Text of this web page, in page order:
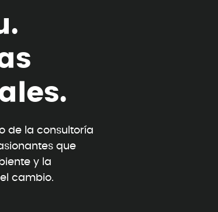
.
s
es.
de la consultoría
que
y la
cambio.